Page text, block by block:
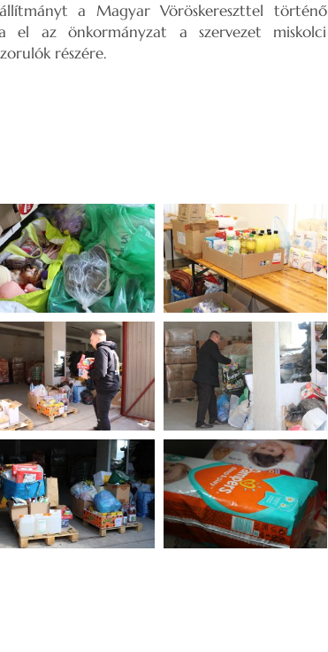
a Magyar Vöröskereszttel történő
el az önkormányzat a szervezet miskolci
részére.